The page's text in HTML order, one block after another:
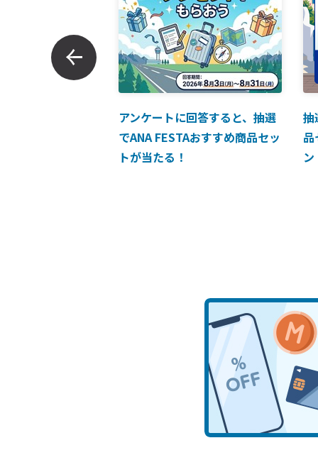
アンケートに回答すると、抽選
でANA FESTAおすすめ商品セッ
トが当たる！
抽
ン